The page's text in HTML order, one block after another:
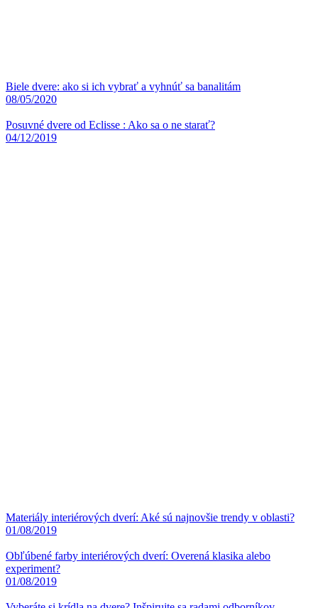
Biele dvere: ako si ich vybrať a vyhnúť sa banalitám
08/05/2020
Posuvné dvere od Eclisse : Ako sa o ne starať?
04/12/2019
Materiály interiérových dverí: Aké sú najnovšie trendy v oblasti?
01/08/2019
Obľúbené farby interiérových dverí: Overená klasika alebo
experiment?
01/08/2019